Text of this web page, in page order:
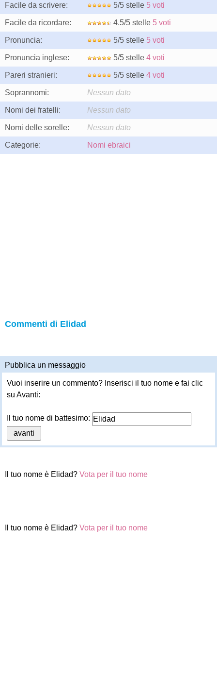
Facile da scrivere: 5/5 stelle 5 voti
Facile da ricordare: 4.5/5 stelle 5 voti
Pronuncia: 5/5 stelle 5 voti
Pronuncia inglese: 5/5 stelle 4 voti
Pareri stranieri: 5/5 stelle 4 voti
Soprannomi: Nessun dato
Nomi dei fratelli: Nessun dato
Nomi delle sorelle: Nessun dato
Categorie: Nomi ebraici
Commenti di Elidad
Pubblica un messaggio
Vuoi inserire un commento? Inserisci il tuo nome e fai clic
su Avanti:
Il tuo nome di battesimo:
Il tuo nome è Elidad? Vota per il tuo nome
Il tuo nome è Elidad? Vota per il tuo nome